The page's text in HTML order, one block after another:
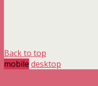
Back to top
mobile desktop